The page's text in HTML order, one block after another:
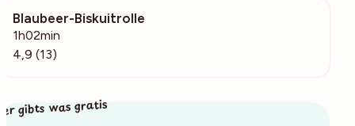
Blaubeer-Biskuitrolle
1h02min
4,9 (13)
gibts was gratis